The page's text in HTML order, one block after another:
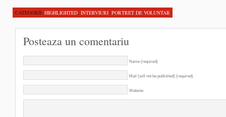
CATEGORII: HIGHLIGHTED, INTERVIURI, PORTRET DE VOLUNTAR
Posteaza un comentariu
Name (required)
Mail (will not be published) (required)
Website